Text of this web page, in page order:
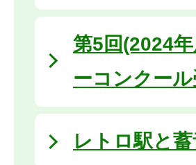
第5回(2024
ーコンクー
レトロ駅と